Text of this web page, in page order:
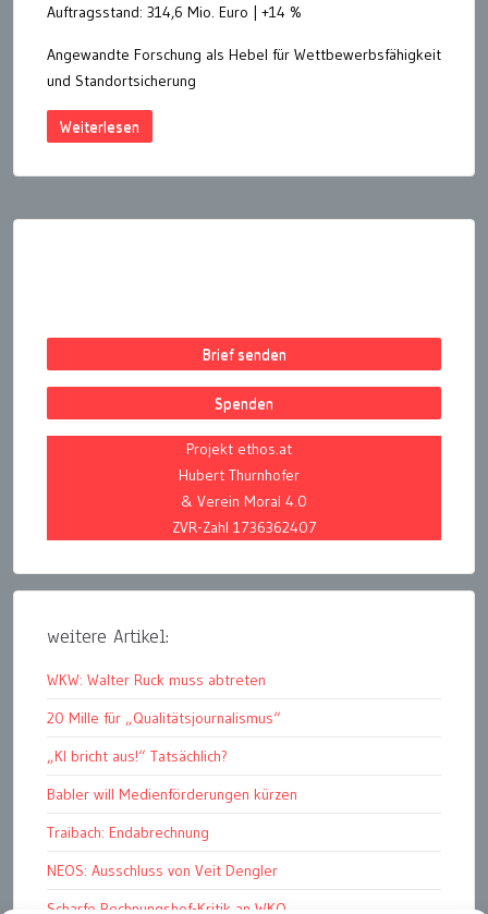
Auftragsstand: 314,6 Mio. Euro | +14 %
Angewandte Forschung als Hebel für Wettbewerbsfähigkeit
und Standortsicherung
Weiterlesen
der
Brief senden
Spenden
Projekt ethos.at
Hubert Thurnhofer
& Verein Moral 4.0
ZVR-Zahl 1736362407
weitere Artikel:
WKW: Walter Ruck muss abtreten
20 Mille für „Qualitätsjournalismus“
„KI bricht aus!“ Tatsächlich?
Babler will Medienförderungen kürzen
Traibach: Endabrechnung
NEOS: Ausschluss von Veit Dengler
Scharfe Rechnungshof-Kritik an WKO